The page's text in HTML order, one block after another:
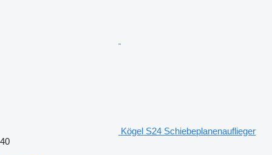
Kögel S24 Schiebeplanenauflieger
40